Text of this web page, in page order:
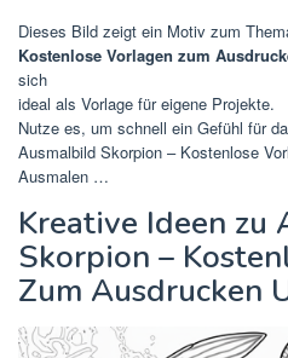
Dieses Bild zeigt ein Motiv zum
Kostenlose Vorlagen zum
sich
ideal als Vorlage für eigene Projekte.
Nutze es, um schnell ein Gefühl für
Ausmalbild Skorpion – Kostenlose
Ausmalen …
Kreative Ideen zu
Skorpion –
Zum Ausdrucken